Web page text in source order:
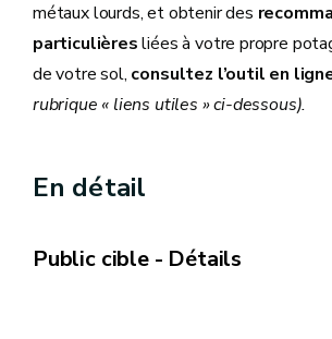
métaux lourds, et obtenir des
particulièresliées à votre propre
de votre sol, consultez l’outil en
rubrique « liens utiles » ci-dessous).
En détail
Public cible - Détails